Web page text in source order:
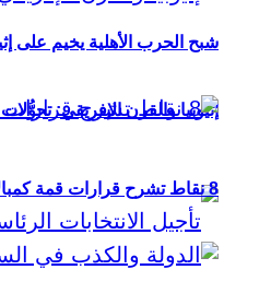
إثيوبيا والقرن الإفريقي:
شبح الحرب الأهلية يخيم على
8 نقاط تشرح قرارات قمة كمبالا بشأن “بعثة أوصوم” في الصومال؟